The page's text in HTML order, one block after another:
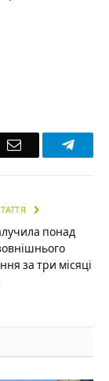
Email
понад
за три місяці